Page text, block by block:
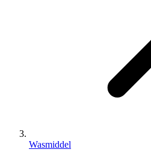
Wasmiddel